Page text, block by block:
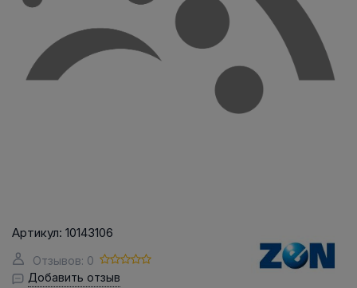
Артикул: 10143106
Отзывов: 0
Добавить отзыв